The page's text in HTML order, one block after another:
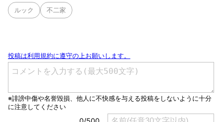
ルック 不二家